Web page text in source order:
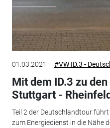
01.03.2021 #VW ID.3 -
Mit dem ID.3 zu
Stuttgart -
Teil 2 der Deutschlandtour
zum Energiedienst in die Nähe